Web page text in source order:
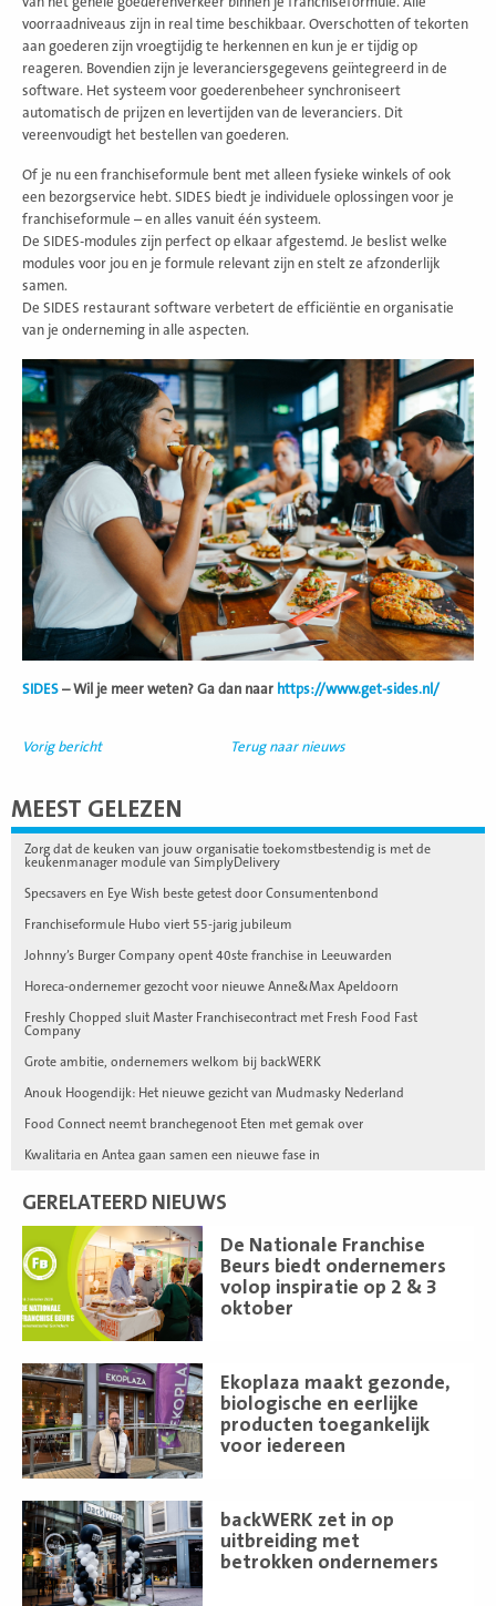
voorraadniveaus zijn in real time beschikbaar. Overschotten of tekorten
aan goederen zijn vroegtijdig te herkennen en kun je er tijdig op
reageren. Bovendien zijn je leveranciersgegevens geïntegreerd in de
software. Het systeem voor goederenbeheer synchroniseert
automatisch de prijzen en levertijden van de leveranciers. Dit
vereenvoudigt het bestellen van goederen.
Of je nu een franchiseformule bent met alleen fysieke winkels of ook
een bezorgservice hebt. SIDES biedt je individuele oplossingen voor je
franchiseformule – en alles vanuit één systeem.
De SIDES-modules zijn perfect op elkaar afgestemd. Je beslist welke
modules voor jou en je formule relevant zijn en stelt ze afzonderlijk
samen.
De SIDES restaurant software verbetert de efficiëntie en organisatie
van je onderneming in alle aspecten.
SIDES – Wil je meer weten? Ga dan naar https://www.get-sides.nl/
Vorig bericht Terug naar nieuws
MEEST GELEZEN
Zorg dat de keuken van jouw organisatie toekomstbestendig is met de
keukenmanager module van SimplyDelivery
Specsavers en Eye Wish beste getest door Consumentenbond
Franchiseformule Hubo viert 55-jarig jubileum
Johnny’s Burger Company opent 40ste franchise in Leeuwarden
Horeca-ondernemer gezocht voor nieuwe Anne&Max Apeldoorn
Freshly Chopped sluit Master Franchisecontract met Fresh Food Fast
Company
Grote ambitie, ondernemers welkom bij backWERK
Anouk Hoogendijk: Het nieuwe gezicht van Mudmasky Nederland
Food Connect neemt branchegenoot Eten met gemak over
Kwalitaria en Antea gaan samen een nieuwe fase in
GERELATEERD NIEUWS
De Nationale Franchise
Beurs biedt ondernemers
volop inspiratie op 2 & 3
oktober
meer
Ekoplaza maakt gezonde,
biologische en eerlijke
producten toegankelijk
voor iedereen
Lees
meer
backWERK zet in op
uitbreiding met
betrokken ondernemers
Lees
meer